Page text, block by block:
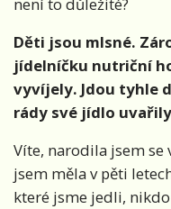
není to důležité?
Děti jsou mlsné.
jídelníčku nutriční
vyvíjely. Jdou tyhle
rády své jídlo
Víte, narodila jsem se
jsem měla v pěti
které jsme jedli,